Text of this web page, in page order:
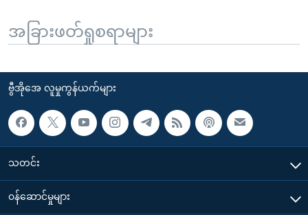
အခြားဖတ်ရှုစရာများ
ဗွီအိုအေ လူမှုကွန်ယက်များ
သတင်း
၀န်ဆောင်မှုများ